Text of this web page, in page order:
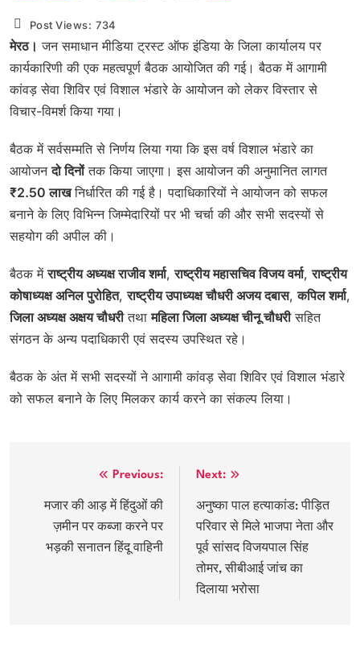
Post Views: 734
मेरठ। जन समाधान मीडिया ट्रस्ट ऑफ इंडिया के जिला कार्यालय पर
कार्यकारिणी की एक महत्वपूर्ण बैठक आयोजित की गई। बैठक में आगामी
कांवड़ सेवा शिविर एवं विशाल भंडारे के आयोजन को लेकर विस्तार से
विचार-विमर्श किया गया।
बैठक में सर्वसम्मति से निर्णय लिया गया कि इस वर्ष विशाल भंडारे का
आयोजनदो दिनोंतक किया जाएगा। इस आयोजन की अनुमानित लागत
₹2.50 लाखनिर्धारित की गई है। पदाधिकारियों ने आयोजन को सफल
बनाने के लिए विभिन्न जिम्मेदारियों पर भी चर्चा की और सभी सदस्यों से
सहयोग की अपील की।
बैठक मेंराष्ट्रीय अध्यक्ष राजीव शर्मा,राष्ट्रीय महासचिव विजय वर्मा,राष्ट्रीय
कोषाध्यक्ष अनिल पुरोहित,राष्ट्रीय उपाध्यक्ष चौधरी अजय दबास,कपिल शर्मा,
जिला अध्यक्ष अक्षय चौधरीतथामहिला जिला अध्यक्ष चीनू चौधरीसहित
संगठन के अन्य पदाधिकारी एवं सदस्य उपस्थित रहे।
बैठक के अंत में सभी सदस्यों ने आगामी कांवड़ सेवा शिविर एवं विशाल भंडारे
को सफल बनाने के लिए मिलकर कार्य करने का संकल्प लिया।
navigation
Previous:
मजार की आड़ में हिंदुओं की
ज़मीन पर कब्जा करने पर
भड़की सनातन हिंदू वाहिनी
Next:
अनुष्का पाल हत्याकांड: पीड़ित
परिवार से मिले भाजपा नेता और
पूर्व सांसद विजयपाल सिंह
तोमर, सीबीआई जांच का
दिलाया भरोसा